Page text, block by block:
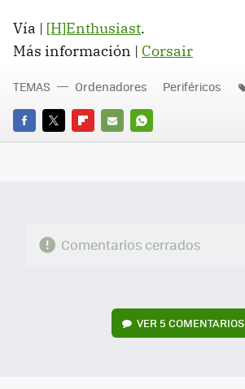
Vía | [H]Enthusiast.
Más información | Corsair
FACEBOOK
TWITTERFLIPBOARD
E-
WHATSAPP
TEMAS Ordenadores Periféricos
Comentarios cerrados
VER5 COMENTARIOS